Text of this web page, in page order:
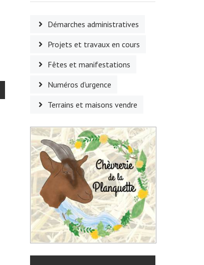
Démarches administratives
Projets et travaux en cours
Fêtes et manifestations
Numéros d'urgence
Terrains et maisons vendre